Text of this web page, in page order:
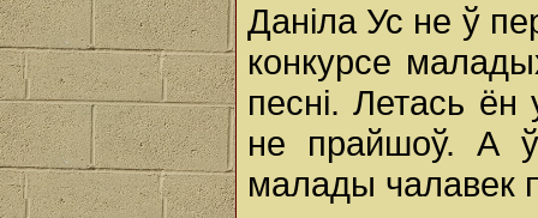
Даніла Ус не ў
конкурсе
песні. Летась
не прайшоў. А ў
малады чалавек